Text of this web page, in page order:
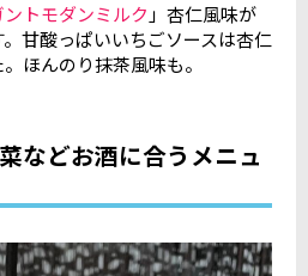
トモダンミルク 」杏仁風味が
甘酸っぱいいちごソースは杏仁
ほんのり抹茶風味も。
などお酒に合うメニュ